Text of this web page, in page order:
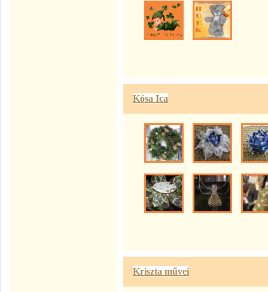
Kósa Ica
Kriszta művei